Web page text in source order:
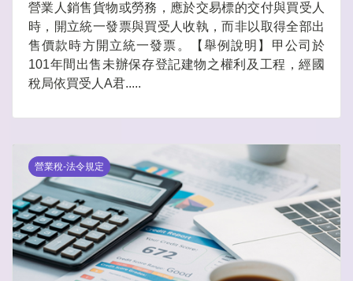
營業人銷售貨物或勞務，應於交易標的交付與買受人
時，開立統一發票與買受人收執，而非以取得全部出
售價款時方開立統一發票。【舉例說明】甲公司於
101年間出售未辦保存登記建物之權利及工程，經國
稅局依買受人A君.....
營業稅-法令規定